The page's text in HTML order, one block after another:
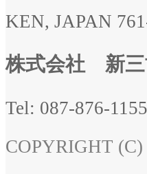
KEN, JAPAN
株式会社 新三
Tel: 087-876-1155
COPYRIGHT (C)